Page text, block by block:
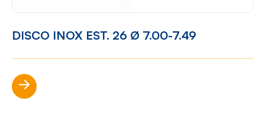
DISCO INOX EST. 26 Ø 7.00-7.49
Scopri di più